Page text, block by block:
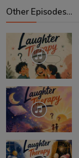
Other Episodes...